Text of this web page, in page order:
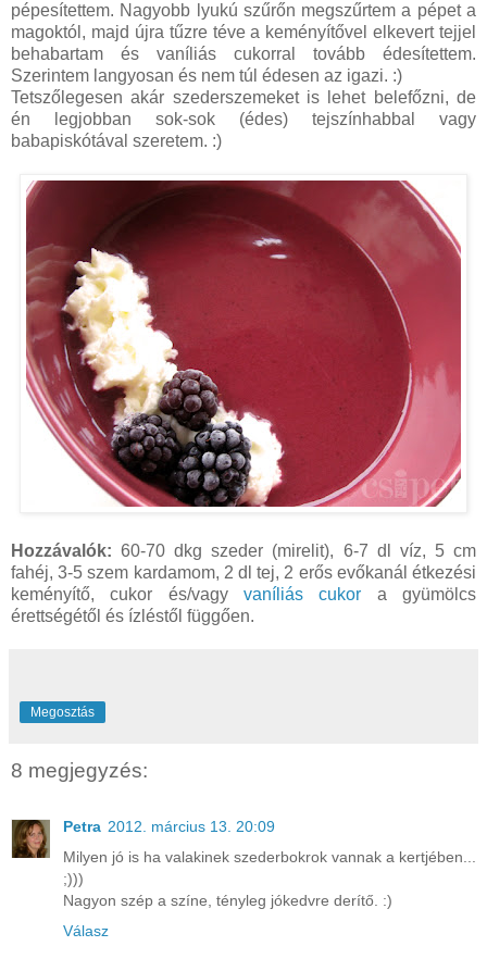
pépesítettem. Nagyobb lyukú szűrőn megszűrtem a pépet a
magoktól, majd újra tűzre téve a keményítővel elkevert tejjel
behabartam és vaníliás cukorral tovább édesítettem.
Szerintem langyosan és nem túl édesen az igazi. :)
Tetszőlegesen akár szederszemeket is lehet belefőzni, de
én legjobban sok-sok (édes) tejszínhabbal vagy
babapiskótával szeretem. :)
Hozzávalók: 60-70 dkg szeder (mirelit), 6-7 dl víz, 5 cm
fahéj, 3-5 szem kardamom, 2 dl tej, 2 erős evőkanál étkezési
keményítő, cukor és/vagy vaníliás cukor a gyümölcs
érettségétől és ízléstől függően.
Megosztás
8 megjegyzés:
Petra 2012. március 13. 20:09
Milyen jó is ha valakinek szederbokrok vannak a kertjében...
;)))
Nagyon szép a színe, tényleg jókedvre derítő. :)
Válasz